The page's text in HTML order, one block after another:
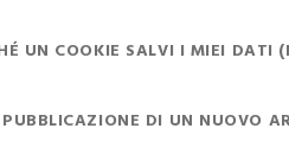
UN COOKIE SALVI I MIEI
DI UN NUOVO